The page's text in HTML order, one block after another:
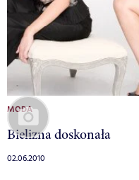
MODA
Bielizna doskonała
02.06.2010